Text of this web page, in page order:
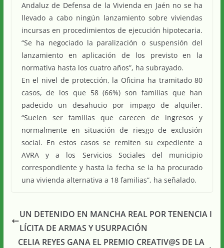
Andaluz de Defensa de la Vivienda en Jaén no se ha
llevado a cabo ningún lanzamiento sobre viviendas
incursas en procedimientos de ejecución hipotecaria.
“Se ha negociado la paralización o suspensión del
lanzamiento en aplicación de los previsto en la
normativa hasta los cuatro años”, ha subrayado.
En el nivel de protección, la Oficina ha tramitado 80
casos, de los que 58 (66%) son familias que han
padecido un desahucio por impago de alquiler.
“Suelen ser familias que carecen de ingresos y
normalmente en situación de riesgo de exclusión
social. En estos casos se remiten su expediente a
AVRA y a los Servicios Sociales del municipio
correspondiente y hasta la fecha se la ha procurado
una vivienda alternativa a 18 familias”, ha señalado.
UN DETENIDO EN MANCHA REAL POR TENENCIA I
LÍCITA DE ARMAS Y USURPACIÓN
CELIA REYES GANA EL PREMIO CREATIV@S DE LA